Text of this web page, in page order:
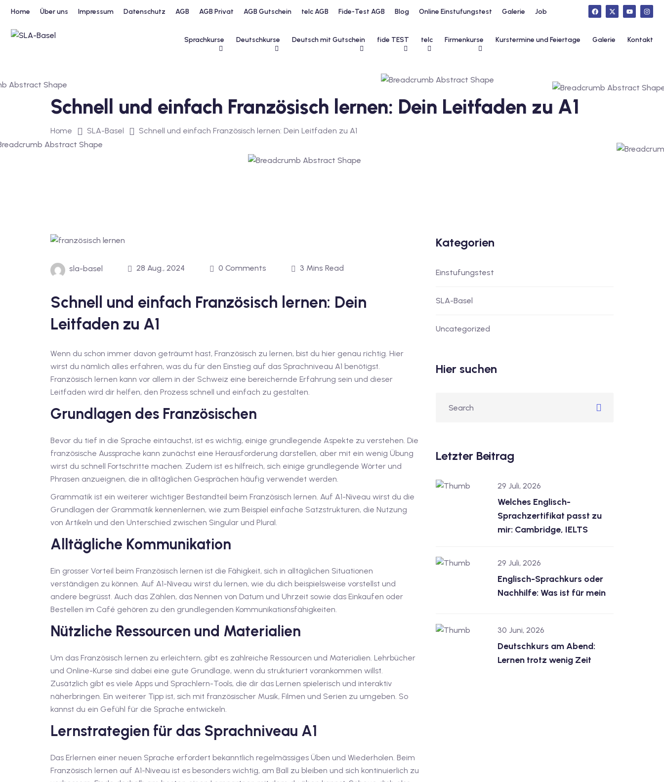
Home Über uns Impressum Datenschutz AGB AGB Privat AGB Gutschein telc AGB Fide-Test AGB Blog Online Einstufungstest Galerie Job
Sprachkurse Deutschkurse Deutsch mit Gutschein fide TEST telc Firmenkurse Kurstermine und Feiertage Galerie Kontakt
Schnell und einfach Französisch lernen: Dein Leitfaden zu A1
Home SLA-Basel Schnell und einfach Französisch lernen: Dein Leitfaden zu A1
sla-basel 28 Aug., 2024 0 Comments 3 Mins Read
Schnell und einfach Französisch lernen: Dein
Leitfaden zu A1
Wenn du schon immer davon geträumt hast, Französisch zu lernen, bist du hier genau richtig. Hier
wirst du nämlich alles erfahren, was du für den Einstieg auf das Sprachniveau A1 benötigst.
Französisch lernen kann vor allem in der Schweiz eine bereichernde Erfahrung sein und dieser
Leitfaden wird dir helfen, den Prozess schnell und einfach zu gestalten.
Grundlagen des Französischen
Bevor du tief in die Sprache eintauchst, ist es wichtig, einige grundlegende Aspekte zu verstehen. Die
französische Aussprache kann zunächst eine Herausforderung darstellen, aber mit ein wenig Übung
wirst du schnell Fortschritte machen. Zudem ist es hilfreich, sich einige grundlegende Wörter und
Phrasen anzueignen, die in alltäglichen Gesprächen häufig verwendet werden.
Grammatik ist ein weiterer wichtiger Bestandteil beim Französisch lernen. Auf A1-Niveau wirst du die
Grundlagen der Grammatik kennenlernen, wie zum Beispiel einfache Satzstrukturen, die Nutzung
von Artikeln und den Unterschied zwischen Singular und Plural.
Alltägliche Kommunikation
Ein grosser Vorteil beim Französisch lernen ist die Fähigkeit, sich in alltäglichen Situationen
verständigen zu können. Auf A1-Niveau wirst du lernen, wie du dich beispielsweise vorstellst und
andere begrüsst. Auch das Zählen, das Nennen von Datum und Uhrzeit sowie das Einkaufen oder
Bestellen im Café gehören zu den grundlegenden Kommunikationsfähigkeiten.
Nützliche Ressourcen und Materialien
Um das Französisch lernen zu erleichtern, gibt es zahlreiche Ressourcen und Materialien. Lehrbücher
und Online-Kurse sind dabei eine gute Grundlage, wenn du strukturiert vorankommen willst.
Zusätzlich gibt es viele Apps und Sprachlern-Tools, die dir das Lernen spielerisch und interaktiv
näherbringen. Ein weiterer Tipp ist, sich mit französischer Musik, Filmen und Serien zu umgeben. So
kannst du ein Gefühl für die Sprache entwickeln.
Lernstrategien für das Sprachniveau A1
Das Erlernen einer neuen Sprache erfordert bekanntlich regelmässiges Üben und Wiederholen. Beim
Französisch lernen auf A1-Niveau ist es besonders wichtig, am Ball zu bleiben und sich kontinuierlich zu
Kategorien
Einstufungstest
SLA-Basel
Uncategorized
Hier suchen
Letzter Beitrag
29 Juli, 2026
Welches Englisch-
Sprachzertifikat passt zu
mir: Cambridge, IELTS
29 Juli, 2026
Englisch-Sprachkurs oder
Nachhilfe: Was ist für mein
30 Juni, 2026
Deutschkurs am Abend:
Lernen trotz wenig Zeit